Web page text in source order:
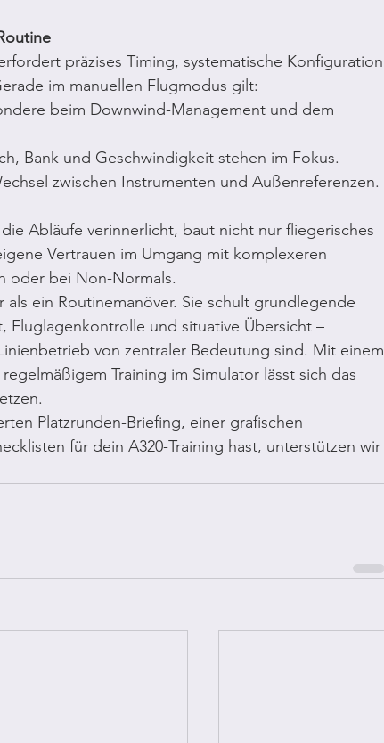
präzises Timing, systematische Konfiguration
im manuellen Flugmodus gilt:
beim Downwind-Management und dem
Bank und Geschwindigkeit stehen im Fokus.
zwischen Instrumenten und Außenreferenzen.
Abläufe verinnerlicht, baut nicht nur fliegerisches
Vertrauen im Umgang mit komplexeren
oder bei Non-Normals.
als ein Routinemanöver. Sie schult grundlegende
Fluglagenkontrolle und situative Übersicht –
von zentraler Bedeutung sind. Mit einem
Training im Simulator lässt sich das
Platzrunden-Briefing, einer grafischen
für dein A320-Training hast, unterstützen wir